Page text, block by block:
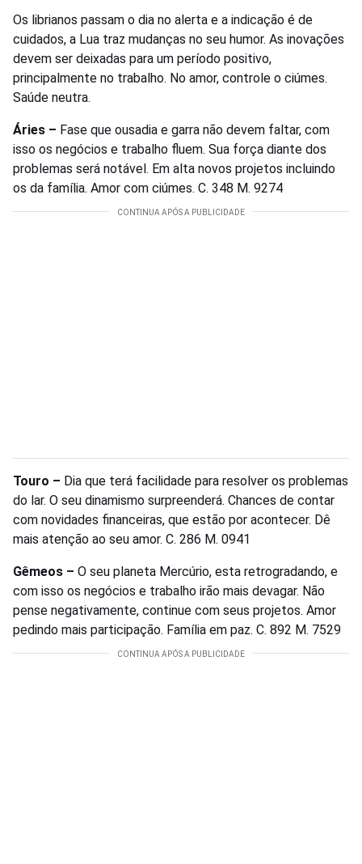
Os librianos passam o dia no alerta e a indicação é de
cuidados, a Lua traz mudanças no seu humor. As inovações
devem ser deixadas para um período positivo,
principalmente no trabalho. No amor, controle o ciúmes.
Saúde neutra.
Áries – Fase que ousadia e garra não devem faltar, com
isso os negócios e trabalho fluem. Sua força diante dos
problemas será notável. Em alta novos projetos incluindo
os da família. Amor com ciúmes. C. 348 M. 9274
Touro – Dia que terá facilidade para resolver os problemas
do lar. O seu dinamismo surpreenderá. Chances de contar
com novidades financeiras, que estão por acontecer. Dê
mais atenção ao seu amor. C. 286 M. 0941
Gêmeos – O seu planeta Mercúrio, esta retrogradando, e
com isso os negócios e trabalho irão mais devagar. Não
pense negativamente, continue com seus projetos. Amor
pedindo mais participação. Família em paz. C. 892 M. 7529